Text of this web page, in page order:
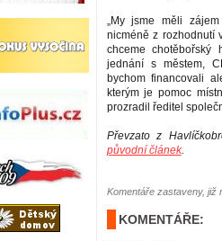
„My jsme měli
nicméně z rozhodnutí
chceme chotěbořský
jednání s městem,
bychom financovali
kterým je pomoc
prozradil ředitel
Převzato z
původní článek.
Komentáře zastaveny, již
KOMENTÁŘE: